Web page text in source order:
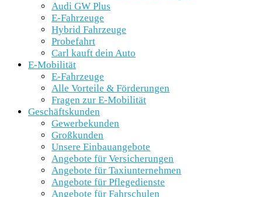
Audi GW Plus
E-Fahrzeuge
Hybrid Fahrzeuge
Probefahrt
Carl kauft dein Auto
E-Mobilität
E-Fahrzeuge
Alle Vorteile & Förderungen
Fragen zur E-Mobilität
Geschäftskunden
Gewerbekunden
Großkunden
Unsere Einbauangebote
Angebote für Versicherungen
Angebote für Taxiunternehmen
Angebote für Pflegedienste
Angebote für Fahrschulen